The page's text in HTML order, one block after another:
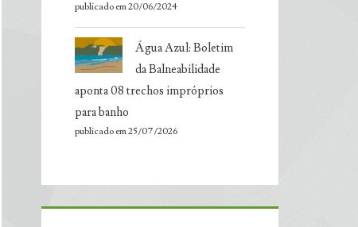
publicado em 20/06/2024
Água Azul: Boletim
da Balneabilidade
aponta 08 trechos impróprios
para banho
publicado em 25/07/2026